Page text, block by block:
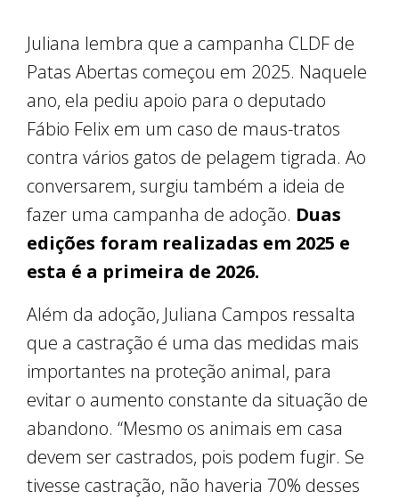
Juliana lembra que a campanha CLDF de
Patas Abertas começou em 2025. Naquele
ano, ela pediu apoio para o deputado
Fábio Felix em um caso de maus-tratos
contra vários gatos de pelagem tigrada. Ao
conversarem, surgiu também a ideia de
fazer uma campanha de adoção. Duas
edições foram realizadas em 2025 e
esta é a primeira de 2026.
Além da adoção, Juliana Campos ressalta
que a castração é uma das medidas mais
importantes na proteção animal, para
evitar o aumento constante da situação de
abandono. “Mesmo os animais em casa
devem ser castrados, pois podem fugir. Se
tivesse castração, não haveria 70% desses